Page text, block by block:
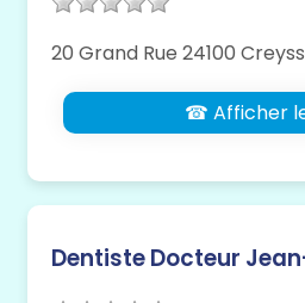
20 Grand Rue 24100
☎ Afficher
Dentiste Docteur